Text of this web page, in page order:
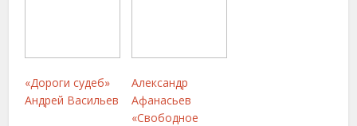
«Дороги судеб»
Андрей Васильев
Александр
Афанасьев
«Свободное